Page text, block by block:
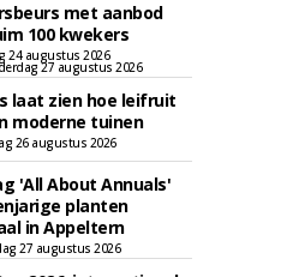
met aanbod
100 kwekers
24 augustus 2026
27 augustus 2026
laat zien hoe leifruit
moderne tuinen
26 augustus 2026
'All About Annuals'
planten
in Appeltern
27 augustus 2026